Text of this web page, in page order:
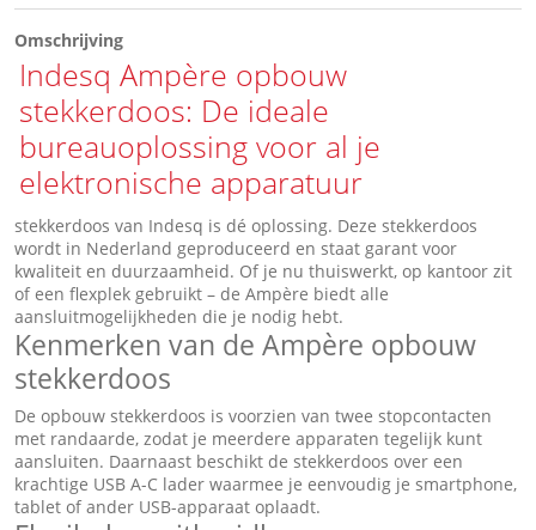
Omschrijving
Indesq Ampère opbouw
stekkerdoos: De ideale
bureauoplossing voor al je
elektronische apparatuur
stekkerdoos van Indesq is dé oplossing. Deze stekkerdoos
wordt in Nederland geproduceerd en staat garant voor
kwaliteit en duurzaamheid. Of je nu thuiswerkt, op kantoor zit
of een flexplek gebruikt – de Ampère biedt alle
aansluitmogelijkheden die je nodig hebt.
Kenmerken van de Ampère opbouw
stekkerdoos
De opbouw stekkerdoos is voorzien van twee stopcontacten
met randaarde, zodat je meerdere apparaten tegelijk kunt
aansluiten. Daarnaast beschikt de stekkerdoos over een
krachtige USB A-C lader waarmee je eenvoudig je smartphone,
tablet of ander USB-apparaat oplaadt.